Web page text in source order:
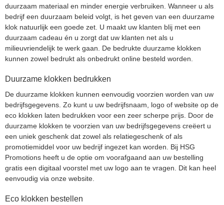
duurzaam materiaal en minder energie verbruiken. Wanneer u als
bedrijf een duurzaam beleid volgt, is het geven van een duurzame
klok natuurlijk een goede zet. U maakt uw klanten blij met een
duurzaam cadeau én u zorgt dat uw klanten net als u
milieuvriendelijk te werk gaan. De bedrukte duurzame klokken
kunnen zowel bedrukt als onbedrukt online besteld worden.
Duurzame klokken bedrukken
De duurzame klokken kunnen eenvoudig voorzien worden van uw
bedrijfsgegevens. Zo kunt u uw bedrijfsnaam, logo of website op de
eco klokken laten bedrukken voor een zeer scherpe prijs. Door de
duurzame klokken te voorzien van uw bedrijfsgegevens creëert u
een uniek geschenk dat zowel als relatiegeschenk of als
promotiemiddel voor uw bedrijf ingezet kan worden. Bij HSG
Promotions heeft u de optie om voorafgaand aan uw bestelling
gratis een digitaal voorstel met uw logo aan te vragen. Dit kan heel
eenvoudig via onze website.
Eco klokken bestellen